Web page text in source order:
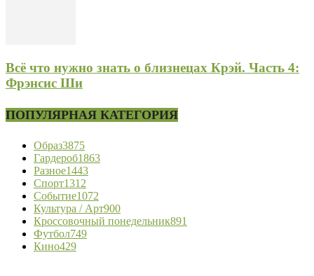
Всё что нужно знать о близнецах Крэй. Часть 4:
Фрэнсис Ши
ПОПУЛЯРНАЯ КАТЕГОРИЯ
Образ3875
Гардероб1863
Разное1443
Спорт1312
Событие1072
Культура / Арт900
Кроссовочный понедельник891
Футбол749
Кино429